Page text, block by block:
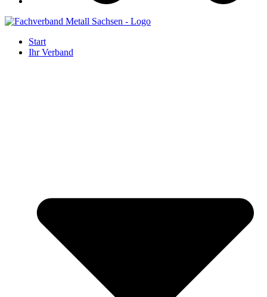
Start
Ihr Verband